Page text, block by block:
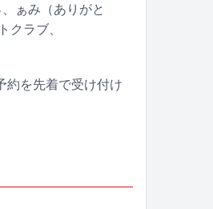
ぁみ（ありがと
ラブ、
約を先着で受け付け